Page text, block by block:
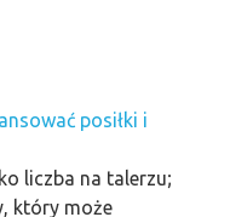
posiłki i
liczba na talerzu;
który może